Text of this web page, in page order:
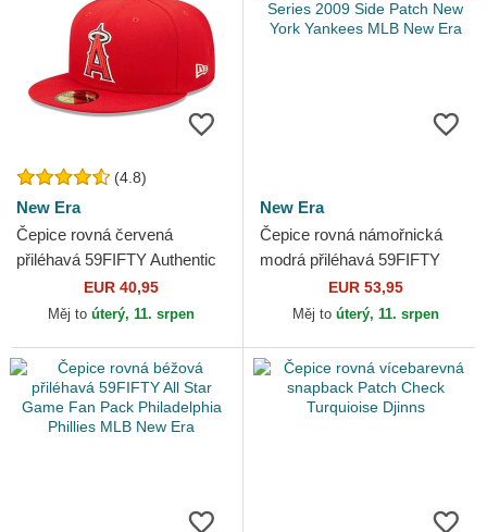
(4.8)
New Era
Čepice rovná červená
přiléhavá 59FIFTY Authentic
On Field Los Angeles Angels
MLB New Era
EUR 40,95
Měj to úterý, 11. srpen
New Era
Čepice rovná námořnická
modrá přiléhavá 59FIFTY
World Series 2009 Side
Patch New York Yankees
EUR 53,95
Měj to úterý, 11. srpen